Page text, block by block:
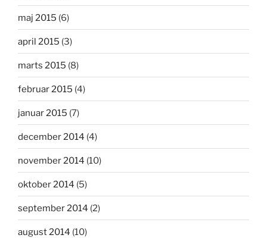
maj 2015 (6)
april 2015 (3)
marts 2015 (8)
februar 2015 (4)
januar 2015 (7)
december 2014 (4)
november 2014 (10)
oktober 2014 (5)
september 2014 (2)
august 2014 (10)